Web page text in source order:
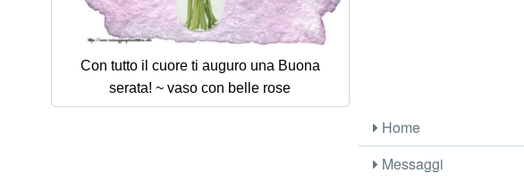
Con tutto il cuore ti auguro una Buona
serata! ~ vaso con belle rose
Home
Messaggi